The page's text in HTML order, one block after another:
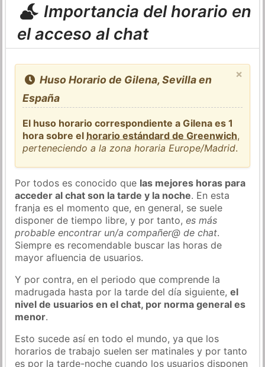
Importancia del horario en
el acceso al chat
×
Huso Horario de Gilena, Sevilla en
España
El huso horario correspondiente a Gilena es 1
hora sobre el horario estándard de Greenwich,
perteneciendo a la zona horaria Europe/Madrid.
Por todos es conocido que las mejores horas para
acceder al chat son la tarde y la noche. En esta
franja es el momento que, en general, se suele
disponer de tiempo libre, y por tanto,es más
probable encontrar un/a compañer@ de chat.
Siempre es recomendable buscar las horas de
mayor afluencia de usuarios.
Y por contra, en el periodo que comprende la
madrugada hasta por la tarde del día siguiente,el
nivel de usuarios en el chat, por norma general es
menor.
Esto sucede así en todo el mundo, ya que los
horarios de trabajo suelen ser matinales y por tanto
es por la tarde-noche cuando los usuarios disponen